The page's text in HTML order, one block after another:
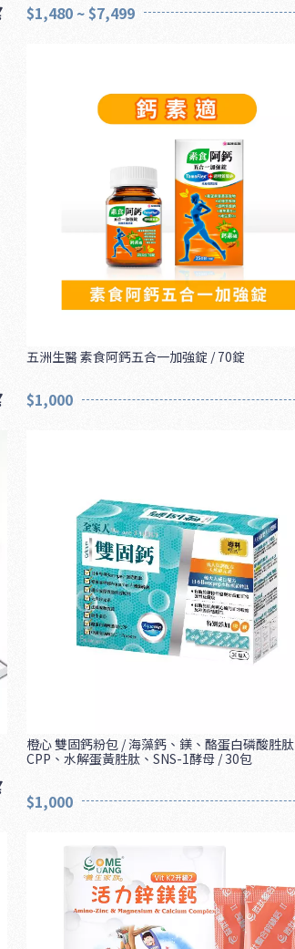
$1,480 ~ $7,499
五洲生醫 素食阿鈣五合一加強錠 / 70錠
$1,000
橙心 雙固鈣粉包 / 海藻鈣、鎂、酪蛋白磷酸胜肽
CPP、水解蛋黃胜肽、SNS-1酵母 / 30包
$1,000